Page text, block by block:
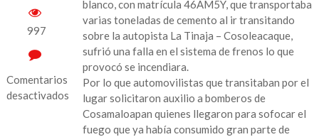
997
Comentarios
desactivados
blanco, con matrícula 46AM5Y, que transportaba
varias toneladas de cemento al ir transitando
sobre la autopista La Tinaja – Cosoleacaque,
sufrió una falla en el sistema de frenos lo que
provocó se incendiara.
Por lo que automovilistas que transitaban por el
lugar solicitaron auxilio a bomberos de
Cosamaloapan quienes llegaron para sofocar el
fuego que ya había consumido gran parte de